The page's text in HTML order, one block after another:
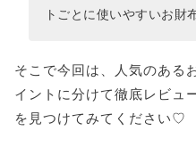
トごとに使いやすいお財
そこで今回は、人気のある
イントに分けて徹底レビュ
を見つけてみてください♡